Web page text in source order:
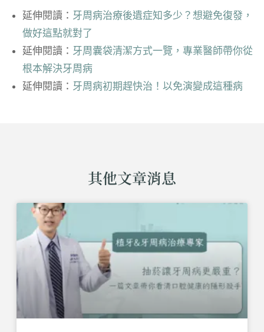
延伸閱讀： 牙周病治療後遺症知多少？想避免復發，
做好這點就對了
延伸閱讀： 牙周囊袋清潔方式一覽，專業醫師帶你從
根本解決牙周病
延伸閱讀： 牙周病初期趕快治！以免演變成這種病
其他文章消息